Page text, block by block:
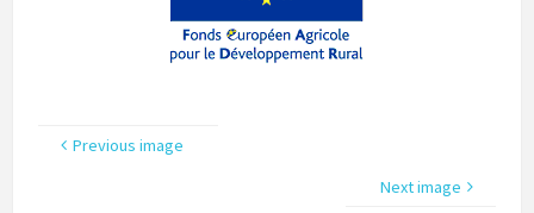
Previous image
Next image